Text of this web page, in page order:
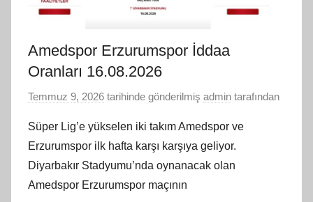
Amedspor Erzurumspor İddaa
Oranları 16.08.2026
Temmuz 9, 2026 tarihinde gönderilmiş admin tarafından
Süper Lig’e yükselen iki takım Amedspor ve
Erzurumspor ilk hafta karşı karşıya geliyor.
Diyarbakır Stadyumu’nda oynanacak olan
Amedspor Erzurumspor maçının